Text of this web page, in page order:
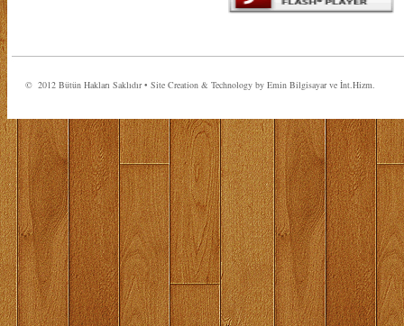
© 2012 Bütün Hakları Saklıdır • Site Creation & Technology by Emin Bilgisayar ve İnt.Hizm.